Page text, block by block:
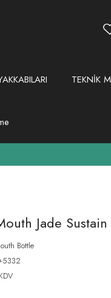
TEKNİK
Jade Sustain
Bottle
5332